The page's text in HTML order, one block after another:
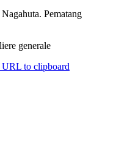
Pematang
generale
to clipboard